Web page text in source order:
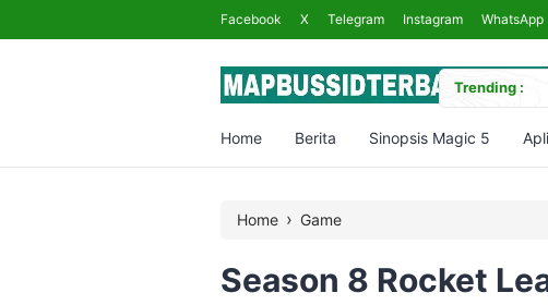
Facebook X Telegram Instagram WhatsApp
Trending :
Home Berita Sinopsis Magic 5
Home › Game
Season 8 Rocket